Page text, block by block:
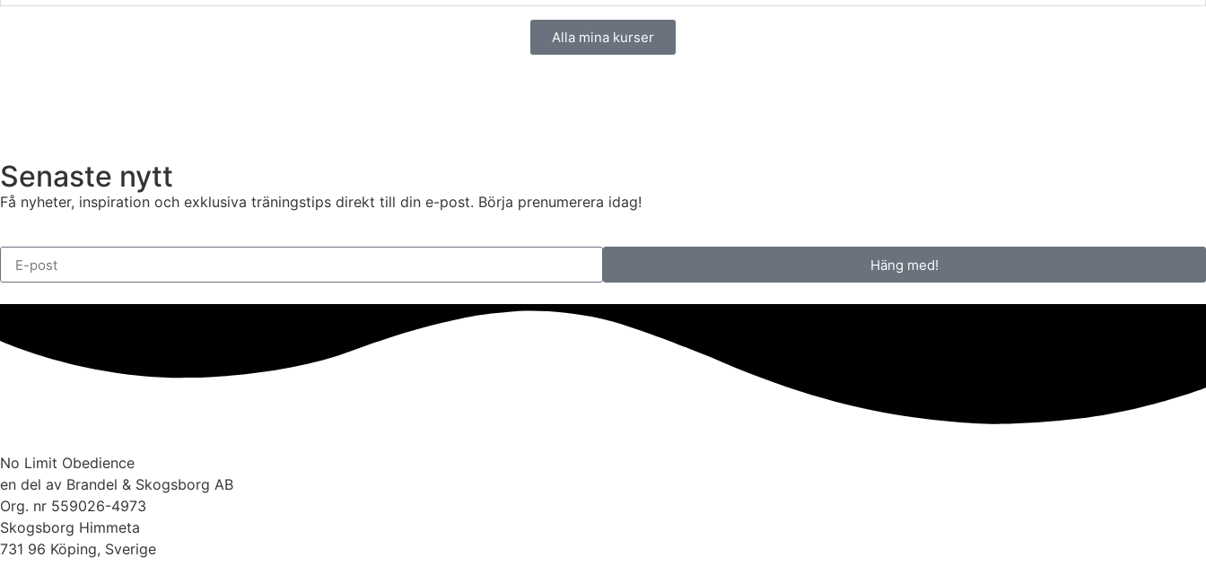
Alla mina kurser
Senaste nytt
Få nyheter, inspiration och exklusiva träningstips direkt till din e-post. Börja prenumerera idag!
Häng med!
No Limit Obedience
en del av Brandel & Skogsborg AB
Org. nr 559026-4973
Skogsborg Himmeta
731 96 Köping, Sverige